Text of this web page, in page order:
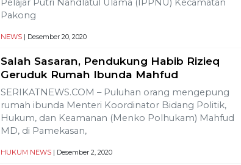
Pelajar Putri Nahdlatul Ulama (IPPNU) Kecamatan
Pakong
NEWS | Desember 20, 2020
Salah Sasaran, Pendukung Habib Rizieq
Geruduk Rumah Ibunda Mahfud
SERIKATNEWS.COM – Puluhan orang mengepung
rumah ibunda Menteri Koordinator Bidang Politik,
Hukum, dan Keamanan (Menko Polhukam) Mahfud
MD, di Pamekasan,
HUKUM NEWS | Desember 2, 2020